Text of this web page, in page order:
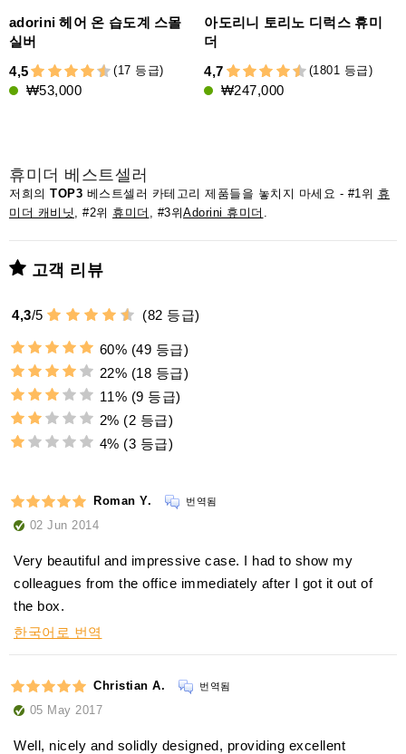
adorini 헤어 온 습도계 스몰
실버
4,5
(17 등급)
₩53,000
아도리니 토리노 디럭스 휴미
더
4,7
(1801 등급)
₩247,000
휴미더 베스트셀러
저희의 TOP3 베스트셀러 카테고리 제품들을 놓치지 마세요 - #1위 휴
미더 캐비닛 , #2위 휴미더 , #3위Adorini 휴미더 .
고객 리뷰
4,3/5 (82 등급)
60% (49 등급)
22% (18 등급)
11% (9 등급)
2% (2 등급)
4% (3 등급)
Roman Y. 번역됨
02 Jun 2014
Very beautiful and impressive case. I had to show my
colleagues from the office immediately after I got it out of
the box.
한국어로 번역
Christian A. 번역됨
05 May 2017
Well, nicely and solidly designed, providing excellent